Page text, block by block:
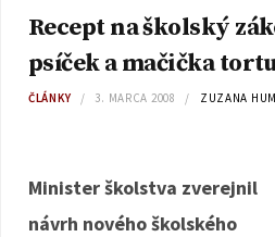
Recept na školský
psíček a mačička
ČLÁNKY 3. MARCA 2008 ZUZANA
Minister školstva zverejnil
návrh nového školského